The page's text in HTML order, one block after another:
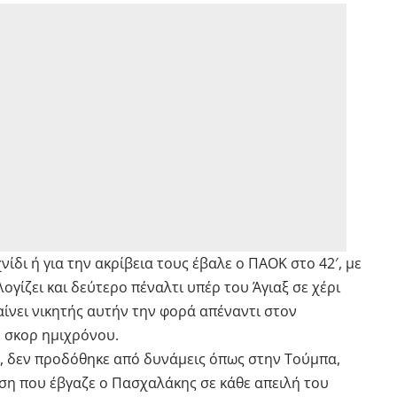
ή για την ακρίβεια τους έβαλε ο ΠΑΟΚ στο 42′, με
και δεύτερο πέναλτι υπέρ του Άγιαξ σε χέρι
νικητής αυτήν την φορά απέναντι στον
σκορ ημιχρόνου.
δεν προδόθηκε από δυνάμεις όπως στην Τούμπα,
που έβγαζε ο Πασχαλάκης σε κάθε απειλή του